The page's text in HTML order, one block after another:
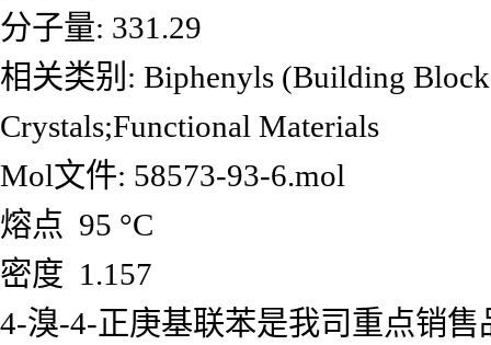
分子量: 331.29
相关类别: Biphenyls (Building
Crystals;Functional Materials
Mol文件: 58573-93-6.mol
熔点 95 °C
密度 1.157
4-溴-4-正庚基联苯是我司重点销